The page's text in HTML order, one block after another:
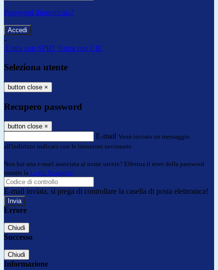
Password dimenticata?
-
Entra con SPID Entra con CIE
Seleziona utente
button close ×
Recupero password
button close ×
E-mail Verrà inviato un messaggio
all'indirizzo indicato con le istruzioni necessarie.
Non hai una e-mail associata al nome utente? Effettua il reset della password
tramite la Login Spaggiari
E-mail inviata, si prega di controllare la casella di posta elettronica!
Errore
Chiudi
Successo
Chiudi
Informazione